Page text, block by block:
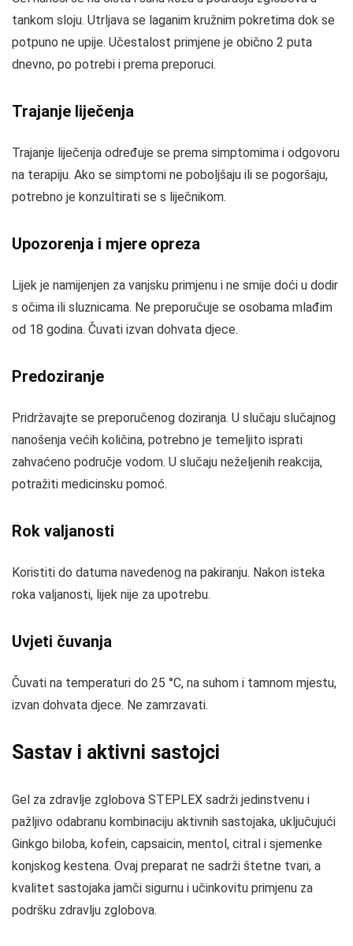
tankom sloju. Utrljava se laganim kružnim pokretima dok se
potpuno ne upije. Učestalost primjene je obično 2 puta
dnevno, po potrebi i prema preporuci.
Trajanje liječenja
Trajanje liječenja određuje se prema simptomima i odgovoru
na terapiju. Ako se simptomi ne poboljšaju ili se pogoršaju,
potrebno je konzultirati se s liječnikom.
Upozorenja i mjere opreza
Lijek je namijenjen za vanjsku primjenu i ne smije doći u dodir
s očima ili sluznicama. Ne preporučuje se osobama mlađim
od 18 godina. Čuvati izvan dohvata djece.
Predoziranje
Pridržavajte se preporučenog doziranja. U slučaju slučajnog
nanošenja većih količina, potrebno je temeljito isprati
zahvaćeno područje vodom. U slučaju neželjenih reakcija,
potražiti medicinsku pomoć.
Rok valjanosti
Koristiti do datuma navedenog na pakiranju. Nakon isteka
roka valjanosti, lijek nije za upotrebu.
Uvjeti čuvanja
Čuvati na temperaturi do 25 °C, na suhom i tamnom mjestu,
izvan dohvata djece. Ne zamrzavati.
Sastav i aktivni sastojci
Gel za zdravlje zglobova STEPLEX sadrži jedinstvenu i
pažljivo odabranu kombinaciju aktivnih sastojaka, uključujući
Ginkgo biloba, kofein, capsaicin, mentol, citral i sjemenke
konjskog kestena. Ovaj preparat ne sadrži štetne tvari, a
kvalitet sastojaka jamči sigurnu i učinkovitu primjenu za
podršku zdravlju zglobova.